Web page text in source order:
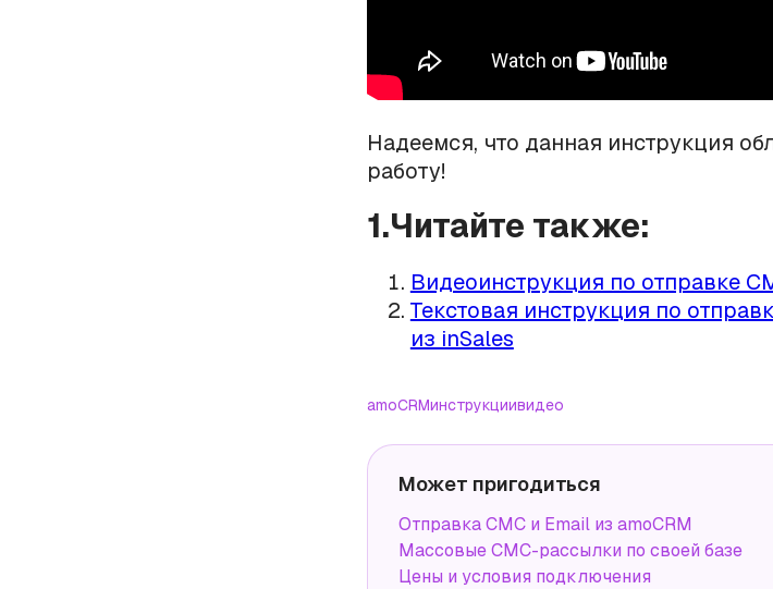
Надеемся, что данная инструкция
работу!
1.Читайте также:
Видеоинструкция по отправке
Текстовая инструкция по
из inSales
amoCRMинструкциивидео
Может пригодиться
Отправка СМС и Email из amoCRM
Массовые СМС-рассылки по своей базе
Цены и условия подключения